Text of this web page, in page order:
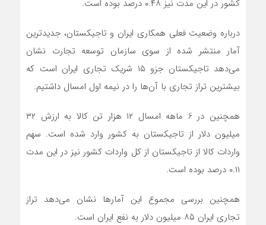
کشور در این مدت نیز ۰.۴۸ درصد بوده است.
درباره وضعیت فعلی همکاری ایران و تاجیکستان، جدیدترین
آمار منتشر شده از سوی سازمان توسعه تجارت نشان
می‌دهد تاجیکستان جزو ۱۵ شریک تجاری ایران است که
بیشترین تراز تجاری با آن‌ها را در نیمه اول امسال داشتیم.
همچنین در 6 ماهه امسال ۱۲ هزار تن کالا به ارزش ۳۲
میلیون دلار از تاجیکستان به کشور وارد شده است. سهم
واردات کالا از تاجیکستان از کل واردات کشور نیز در این مدت
۰.۱۱ درصد بوده است.
همچنین بررسی مجموع این آمارها نشان می‌دهد تراز
تجاری ایران ۸۵ میلیون دلار به نفع ایران است.